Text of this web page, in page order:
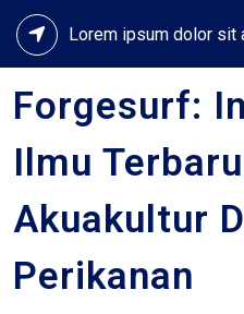
Skip
content
Lorem ipsum dolor sit
Forgesurf:
Ilmu
Akuakultur
Perikanan